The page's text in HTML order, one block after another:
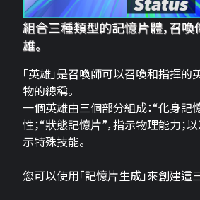
組合三種類型的記憶片體，召
雄。
「英雄」是召喚師可以召喚和指揮的
物的總稱。
一個英雄由三個部分組成：“化身記
性；“狀態記憶片”，指示物理能力；
示特殊技能。
您可以使用「記憶片生成」來創建這